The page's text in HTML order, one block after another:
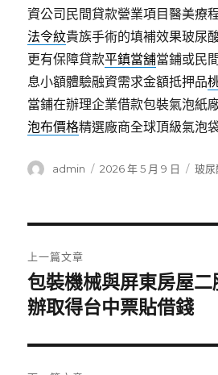
資公司民間貸款營業項目醫美療
法令紋貴族手術的填補效果玻尿
更有保障貸款平鎮當舖當鋪或民
息小額體驗融資需求金額抵押品
當鋪在辦理企業借款包裝氣泡紙
泡布價格精選廠商全球頂級氣泡
作
admin
發
2026 年 5 月 9 日
分
玻
章
導
覽
上一篇文章
上
一
文
章:
包裝機械與屏東房屋
辦取得台中票貼借錢